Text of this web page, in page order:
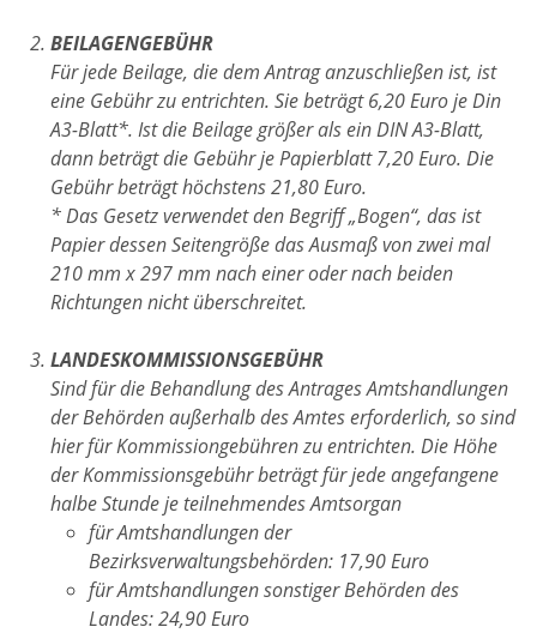
BEILAGENGEBÜHR
Für jede Beilage, die dem Antrag anzuschließen ist, ist
eine Gebühr zu entrichten. Sie beträgt 6,20 Euro je Din
A3-Blatt*. Ist die Beilage größer als ein DIN A3-Blatt,
dann beträgt die Gebühr je Papierblatt 7,20 Euro. Die
Gebühr beträgt höchstens 21,80 Euro.
* Das Gesetz verwendet den Begriff „Bogen“, das ist
Papier dessen Seitengröße das Ausmaß von zwei mal
210 mm x 297 mm nach einer oder nach beiden
Richtungen nicht überschreitet.
LANDESKOMMISSIONSGEBÜHR
Sind für die Behandlung des Antrages Amtshandlungen
der Behörden außerhalb des Amtes erforderlich, so sind
hier für Kommissiongebühren zu entrichten. Die Höhe
der Kommissionsgebühr beträgt für jede angefangene
halbe Stunde je teilnehmendes Amtsorgan
für Amtshandlungen der
Bezirksverwaltungsbehörden: 17,90 Euro
für Amtshandlungen sonstiger Behörden des
Landes: 24,90 Euro